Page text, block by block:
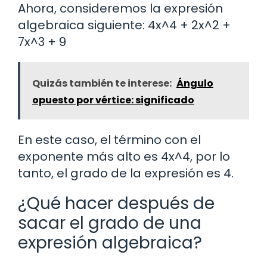
Ahora, consideremos la expresión
algebraica siguiente: 4x^4 + 2x^2 +
7x^3 + 9
Quizás también te interese: Ángulo
opuesto por vértice: significado
En este caso, el término con el
exponente más alto es 4x^4, por lo
tanto, el grado de la expresión es 4.
¿Qué hacer después de
sacar el grado de una
expresión algebraica?